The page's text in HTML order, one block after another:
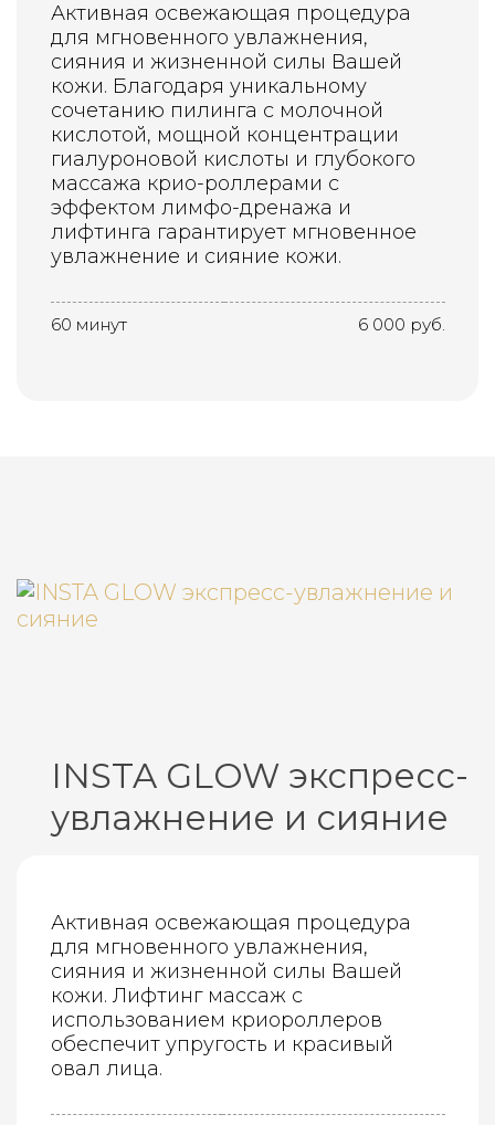
Активная освежающая процедура
для мгновенного увлажнения,
сияния и жизненной силы Вашей
кожи. Благодаря уникальному
сочетанию пилинга с молочной
кислотой, мощной концентрации
гиалуроновой кислоты и глубокого
массажа крио-роллерами с
эффектом лимфо-дренажа и
лифтинга гарантирует мгновенное
увлажнение и сияние кожи.
60 минут 6 000 руб.
INSTA GLOW экспресс-
увлажнение и сияние
Активная освежающая процедура
для мгновенного увлажнения,
сияния и жизненной силы Вашей
кожи. Лифтинг массаж с
использованием криороллеров
обеспечит упругость и красивый
овал лица.